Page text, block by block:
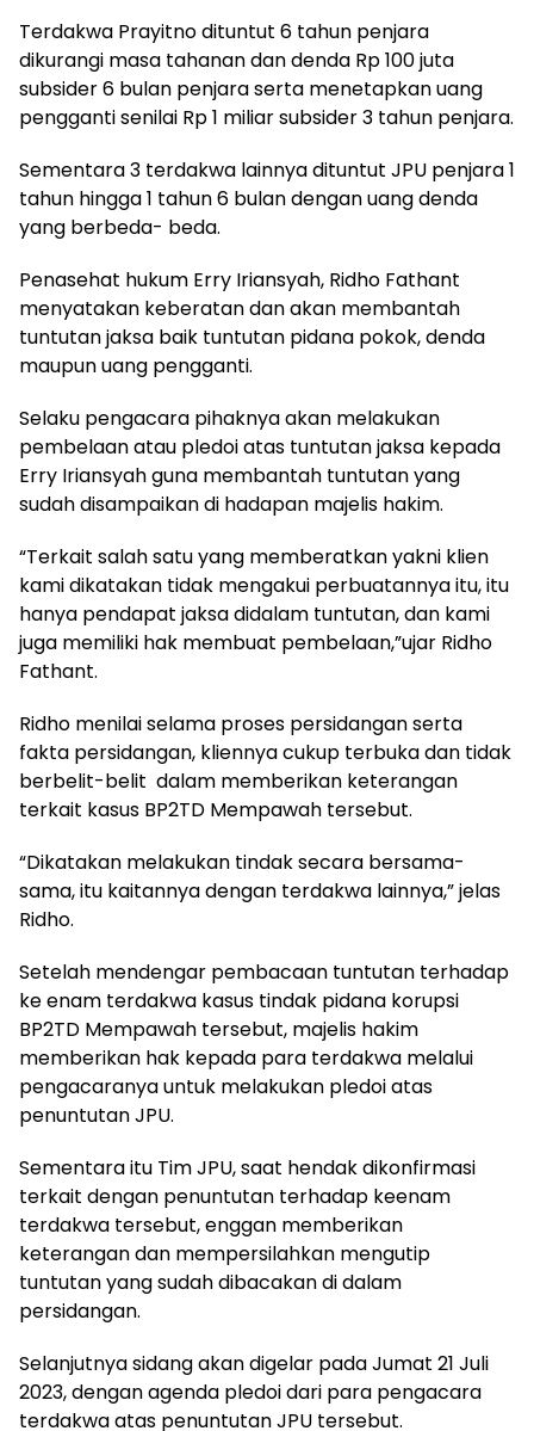
Terdakwa Prayitno dituntut 6 tahun penjara
dikurangi masa tahanan dan denda Rp 100 juta
subsider 6 bulan penjara serta menetapkan uang
pengganti senilai Rp 1 miliar subsider 3 tahun penjara.
Sementara 3 terdakwa lainnya dituntut JPU penjara 1
tahun hingga 1 tahun 6 bulan dengan uang denda
yang berbeda- beda.
Penasehat hukum Erry Iriansyah, Ridho Fathant
menyatakan keberatan dan akan membantah
tuntutan jaksa baik tuntutan pidana pokok, denda
maupun uang pengganti.
Selaku pengacara pihaknya akan melakukan
pembelaan atau pledoi atas tuntutan jaksa kepada
Erry Iriansyah guna membantah tuntutan yang
sudah disampaikan di hadapan majelis hakim.
“Terkait salah satu yang memberatkan yakni klien
kami dikatakan tidak mengakui perbuatannya itu, itu
hanya pendapat jaksa didalam tuntutan, dan kami
juga memiliki hak membuat pembelaan,”ujar Ridho
Fathant.
Ridho menilai selama proses persidangan serta
fakta persidangan, kliennya cukup terbuka dan tidak
berbelit-belit dalam memberikan keterangan
terkait kasus BP2TD Mempawah tersebut.
“Dikatakan melakukan tindak secara bersama-
sama, itu kaitannya dengan terdakwa lainnya,” jelas
Ridho.
Setelah mendengar pembacaan tuntutan terhadap
ke enam terdakwa kasus tindak pidana korupsi
BP2TD Mempawah tersebut, majelis hakim
memberikan hak kepada para terdakwa melalui
pengacaranya untuk melakukan pledoi atas
penuntutan JPU.
Sementara itu Tim JPU, saat hendak dikonfirmasi
terkait dengan penuntutan terhadap keenam
terdakwa tersebut, enggan memberikan
keterangan dan mempersilahkan mengutip
tuntutan yang sudah dibacakan di dalam
persidangan.
Selanjutnya sidang akan digelar pada Jumat 21 Juli
2023, dengan agenda pledoi dari para pengacara
terdakwa atas penuntutan JPU tersebut.